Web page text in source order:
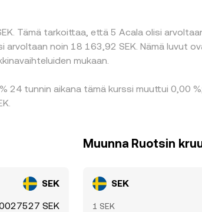
Tämä tarkoittaa, että 5 Acala olisi
arvoltaan noin 18 163,92 SEK. Nämä luvut
mukaan.
24 tunnin aikana tämä kurssi muuttui 0,00
SEK
SEK
Muunna Ruotsin
SEK
1 SEK